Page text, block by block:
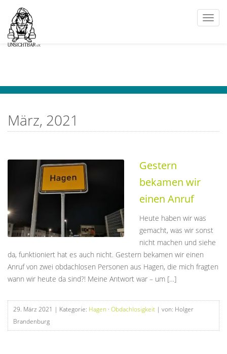
März, 2021
Gestern
bekamen wir
einen Anruf
Heute haben wir was
gemacht, was wir sonst
nicht machen und siehe
da, funktioniert hat es auch nicht. Gestern bekamen wir einen
Anruf von zwei obdachlosen Personen aus Hagen, die mich fragten
wann wir heute da sind?! Meine Antwort war – um […]
29. März 2021 | Kategorie: Hagen · Obdachlosigkeit | von: Holger
Brandenburg